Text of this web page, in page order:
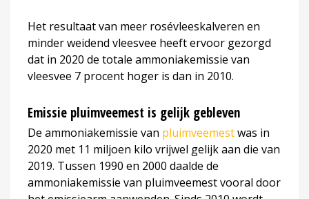
Het resultaat van meer rosévleeskalveren en
minder weidend vleesvee heeft ervoor gezorgd
dat in 2020 de totale ammoniakemissie van
vleesvee 7 procent hoger is dan in 2010.
Emissie pluimveemest is gelijk gebleven
De ammoniakemissie van pluimveemestwas in
2020 met 11 miljoen kilo vrijwel gelijk aan die van
2019. Tussen 1990 en 2000 daalde de
ammoniakemissie van pluimveemest vooral door